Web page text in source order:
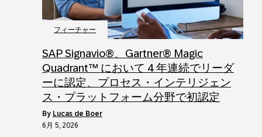
フィーチャー
SAP Signavio®、Gartner® Magic
Quadrant™ において 4 年連続でリーダ
ーに認定、プロセス・インテリジェン
ス・プラットフォーム分野で初認定
by Lucas de Boer
6月 5, 2026